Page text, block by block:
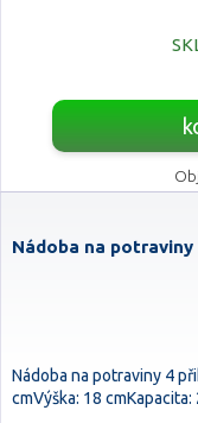
Nádoba na
Nádoba na potraviny 4
cmVýška: 18